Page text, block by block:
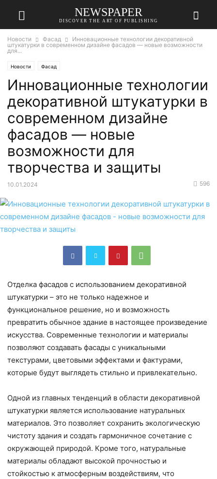
NEWSPAPER
DISCOVER THE ART OF PUBLISHING
Новости Фасад
Инновационные технологии декоративной
штукатурки в современном дизайне фасадов — новые возможности
для...
Новости Фасад
Инновационные технологии
декоративной штукатурки в
современном дизайне
фасадов — новые
возможности для
творчества и защиты
10.01.2024 596
Отделка фасадов с использованием декоративной
штукатурки – это не только надежное и
функциональное решение, но и возможность
превратить обычное здание в настоящее произведение
искусства. Современные технологии и материалы
позволяют создавать фасады с уникальными
текстурами, цветовыми эффектами и фактурами,
которые будут выглядеть стильно и привлекательно.
Одной из главных тенденций в области декоративной
штукатурки является использование натуральных
материалов. Это позволяет сохранить экологическую
чистоту здания и создать гармоничное сочетание с
окружающей природой. Кроме того, натуральные
материалы обладают высокой прочностью и
стойкостью к атмосферным воздействиям, что